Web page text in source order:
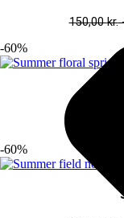
150,00kr.
-60%
-60%